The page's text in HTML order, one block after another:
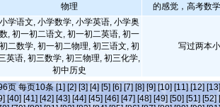
物理
的感觉，高考数
小学语文, 小学数学, 小学英语, 小学奥
数, 初一初二语文, 初一初二英语, 初一
初二数学, 初一初二物理, 初三语文, 初
英语, 初三数学, 初三物理, 初三化学,
初中历史
写过两本
页 每页10条 [1] [2] [3] [4] [5] [6] [7] [8] [9] [10] [11] [12] [13]
[40] [41] [42] [43] [44] [45] [46] [47] [48] [49] [50] [51] [52]